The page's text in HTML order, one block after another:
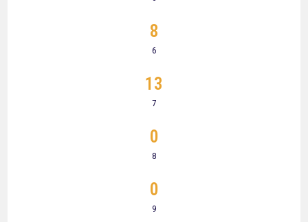
6
8
7
13
8
0
9
0